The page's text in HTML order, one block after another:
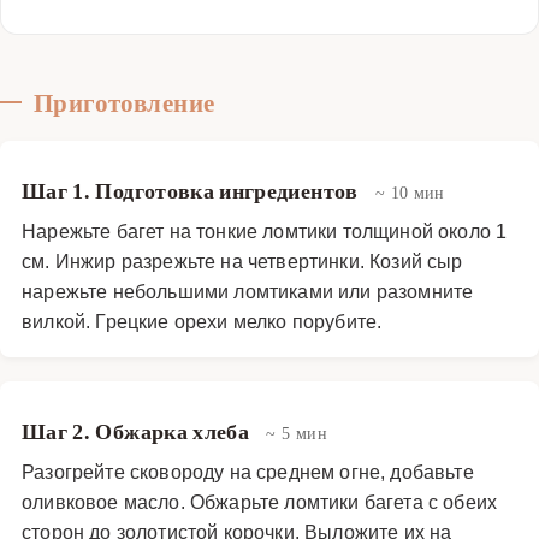
Приготовление
Шаг 1. Подготовка ингредиентов ~ 10 мин
Нарежьте багет на тонкие ломтики толщиной около 1
см. Инжир разрежьте на четвертинки. Козий сыр
нарежьте небольшими ломтиками или разомните
вилкой. Грецкие орехи мелко порубите.
Шаг 2. Обжарка хлеба ~ 5 мин
Разогрейте сковороду на среднем огне, добавьте
оливковое масло. Обжарьте ломтики багета с обеих
сторон до золотистой корочки. Выложите их на